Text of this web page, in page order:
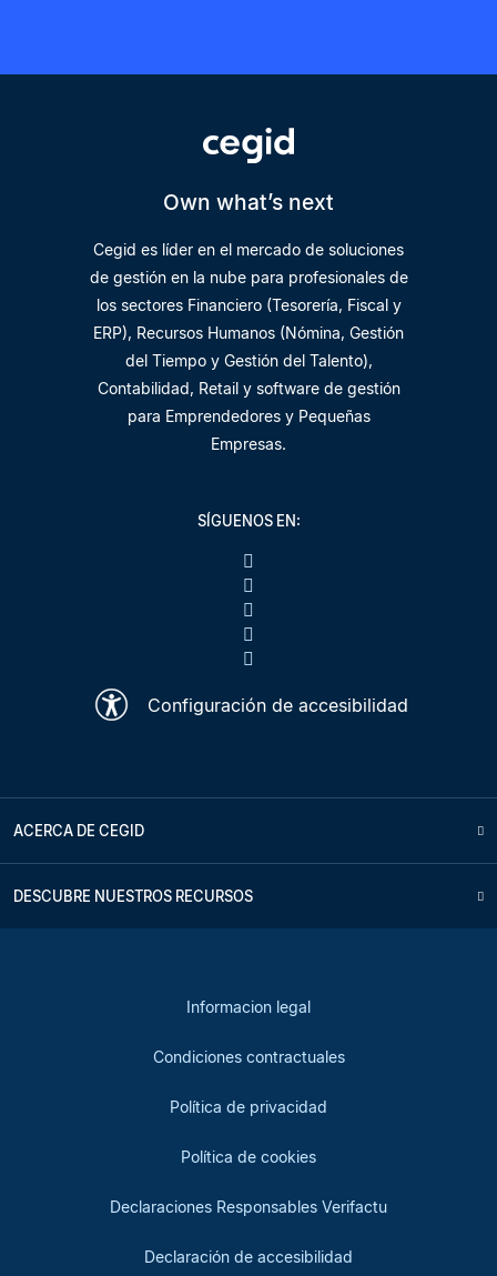
Own what’s next
Cegid es líder en el mercado de soluciones
de gestión en la nube para profesionales de
los sectores Financiero (Tesorería, Fiscal y
ERP), Recursos Humanos (Nómina, Gestión
del Tiempo y Gestión del Talento),
Contabilidad, Retail y software de gestión
para Emprendedores y Pequeñas
Empresas.
SÍGUENOS EN:
Configuración de accesibilidad
ACERCA DE CEGID
DESCUBRE NUESTROS RECURSOS
Informacion legal
Condiciones contractuales
Política de privacidad
Política de cookies
Declaraciones Responsables Verifactu
Declaración de accesibilidad